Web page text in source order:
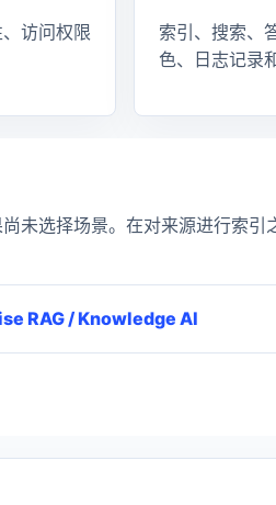
访问权限
索引、搜索、
色、日志记录
尚未选择场景。在对来源进行索
RAG / Knowledge AI